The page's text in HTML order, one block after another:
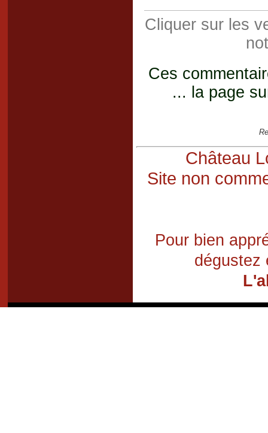
Cliquer sur les
Ces
... la page
Château
Site non
Pour bien
dégustez